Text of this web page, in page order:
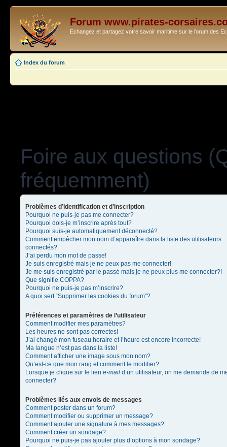
Forum www.pirates-
Echangez et partagez votre savoir maritime sur le forum des
Index du forum
Foire aux questions
fréquemment)
Problèmes d’identification et d’inscription
Pourquoi ne puis-je pas me connecter?
Pourquoi dois-je m’inscrire après tout?
Pourquoi suis-je automatiquement déconnecté?
Comment empêcher mon nom d’apparaître dans la liste des utilisateurs
connectés?
J’ai perdu mon mot de passe!
Je suis enregistré mais je ne peux pas me connecter!
Je me suis enregistré par le passé mais je ne peux plus me connecter?!
Que signifie COPPA?
Pourquoi ne puis-je pas m’inscrire?
A quoi sert “Supprimer les cookies du forum”?
Préférences et paramètres de l’utilisateur
Comment modifier mes paramètres?
Les heures ne sont pas correctes!
J’ai changé mon fuseau horaire et l’heure est encore incorrecte!
Ma langue n’est pas dans la liste!
Comment afficher une image sous mon nom?
Qu’est-ce que mon rang et comment le modifier?
Lorsque je clique sur le lien e-mail d’un utilisateur, on me demande de
connecter?
Problèmes liés aux envois de messages
Comment poster dans un forum?
Comment modifier ou supprimer un message?
Comment ajouter une signature à mes messages?
Comment créer un sondage?
Pourquoi ne puis-je pas ajouter plus d’options à mon sondage?